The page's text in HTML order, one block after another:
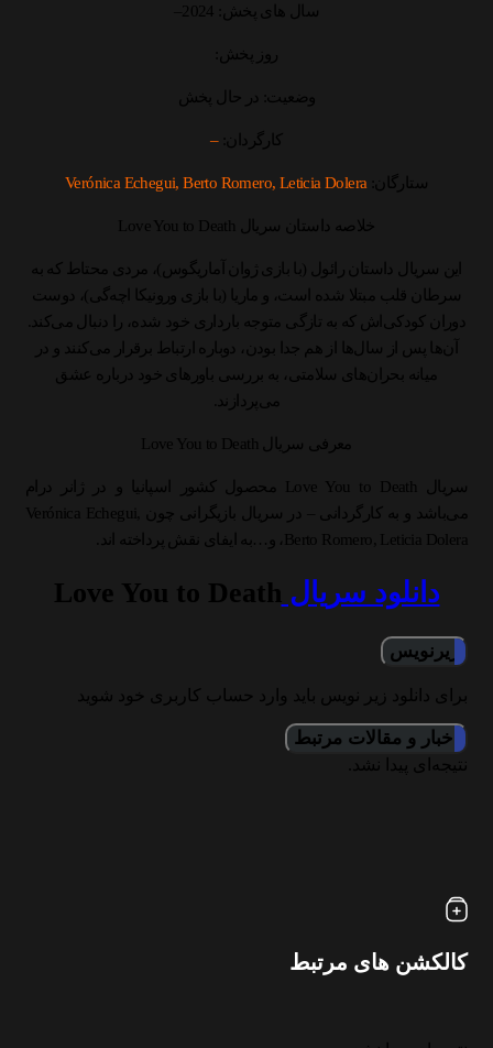
سال های پخش: 2024–
روز پخش:
وضعیت: در حال پخش
کارگردان:–
ستارگان: Verónica Echegui, Berto Romero, Leticia Dolera
خلاصه داستان سریال Love You to Death
این سریال داستان رائول (با بازی ژوان آماریگوس)، مردی محتاط که به
سرطان قلب مبتلا شده است، و ماریا (با بازی ورونیکا اچه‌گی)، دوست
دوران کودکی‌اش که به تازگی متوجه بارداری خود شده، را دنبال می‌کند.
آن‌ها پس از سال‌ها از هم جدا بودن، دوباره ارتباط برقرار می‌کنند و در
میانه بحران‌های سلامتی، به بررسی باورهای خود درباره عشق
می‌پردازند.
معرفی سریال Love You to Death
سریال Love You to Death محصول کشور اسپانیا و در ژانر درام
می‌باشد و به کارگردانی – در سریال بازیگرانی چون Verónica Echegui,
Berto Romero, Leticia Dolera، و…به ایفای نقش پرداخته اند.
دانلود سریالLove You to Death
زیرنویس
برای دانلود زیر نویس باید وارد حساب کاربری خود شوید
اخبار و مقالات مرتبط
نتیجه‌ای پیدا نشد.
کالکشن های مرتبط